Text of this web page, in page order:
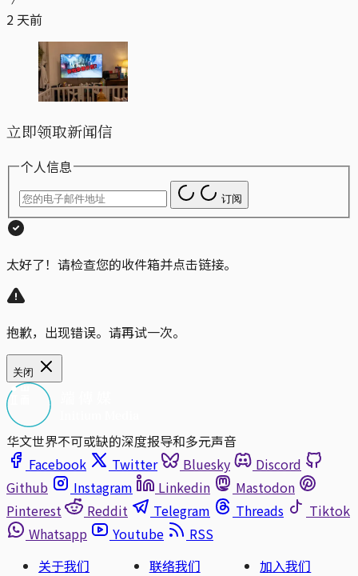
2 天前
立即领取新闻信
个人信息
订阅
太好了！请检查您的收件箱并点击链接。
抱歉，出现错误。请再试一次。
关闭
华文世界不可或缺的深度报导和多元声音
Facebook
Twitter Bluesky
Discord
Github
Instagram Linkedin
Mastodon
Pinterest
Reddit Telegram Threads
Tiktok
Whatsapp
Youtube
RSS
关于我们
联络我们
加入我们